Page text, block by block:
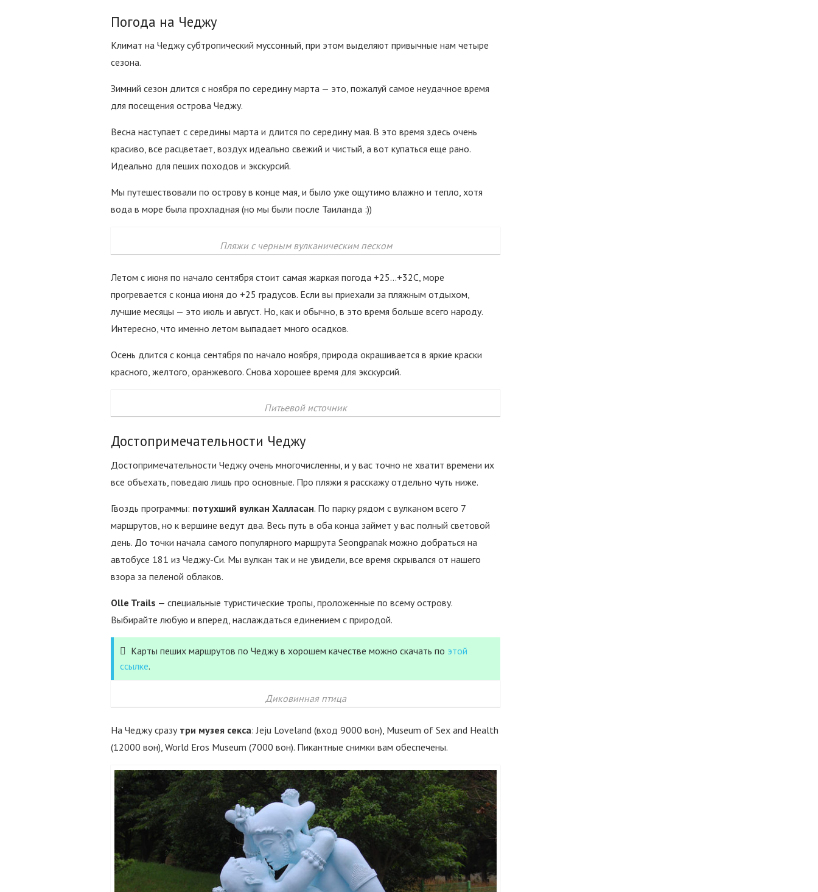
Погода на Чеджу
Климат на Чеджу субтропический муссонный, при этом выделяют привычные нам четыре
сезона.
Зимний сезон длится с ноября по середину марта — это, пожалуй самое неудачное время
для посещения острова Чеджу.
Весна наступает с середины марта и длится по середину мая. В это время здесь очень
красиво, все расцветает, воздух идеально свежий и чистый, а вот купаться еще рано.
Идеально для пеших походов и экскурсий.
Мы путешествовали по острову в конце мая, и было уже ощутимо влажно и тепло, хотя
вода в море была прохладная (но мы были после Таиланда :))
Пляжи с черным вулканическим песком
Летом с июня по начало сентября стоит самая жаркая погода +25…+32С, море
прогревается с конца июня до +25 градусов. Если вы приехали за пляжным отдыхом,
лучшие месяцы — это июль и август. Но, как и обычно, в это время больше всего народу.
Интересно, что именно летом выпадает много осадков.
Осень длится с конца сентября по начало ноября, природа окрашивается в яркие краски
красного, желтого, оранжевого. Снова хорошее время для экскурсий.
Питьевой источник
Достопримечательности Чеджу
Достопримечательности Чеджу очень многочисленны, и у вас точно не хватит времени их
все объехать, поведаю лишь про основные. Про пляжи я расскажу отдельно чуть ниже.
Гвоздь программы: потухший вулкан Халласан. По парку рядом с вулканом всего 7
маршрутов, но к вершине ведут два. Весь путь в оба конца займет у вас полный световой
день. До точки начала самого популярного маршрута Seongpanak можно добраться на
автобусе 181 из Чеджу-Си. Мы вулкан так и не увидели, все время скрывался от нашего
взора за пеленой облаков.
Olle Trails — специальные туристические тропы, проложенные по всему острову.
Выбирайте любую и вперед, наслаждаться единением с природой.
Карты пеших маршрутов по Чеджу в хорошем качестве можно скачать по этой
ссылке.
Диковинная птица
На Чеджу сразутри музея секса: Jeju Loveland (вход 9000 вон), Museum of Sex and Health
(12000 вон), World Eros Museum (7000 вон). Пикантные снимки вам обеспечены.